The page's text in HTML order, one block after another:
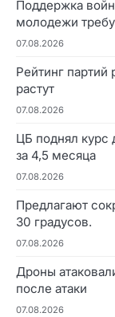
Поддержка
молодежи
07.08.2026
Рейтинг партий
растут
07.08.2026
ЦБ поднял курс
за 4,5 месяца
07.08.2026
Предлагают
30 градусов.
07.08.2026
Дроны
после атаки
07.08.2026